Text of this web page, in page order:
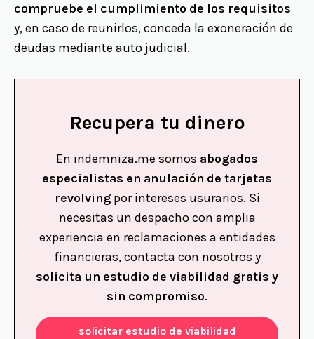
compruebe el cumplimiento de los requisitos
y, en caso de reunirlos, conceda la exoneración de
deudas mediante auto judicial.
Recupera tu dinero
En indemniza.me somos abogados
especialistas en anulación de tarjetas
revolvingpor intereses usurarios. Si
necesitas un despacho con amplia
experiencia en reclamaciones a entidades
financieras, contacta con nosotros y
solicita un estudio de viabilidad gratis y
sin compromiso.
solicitar estudio de viabilidad